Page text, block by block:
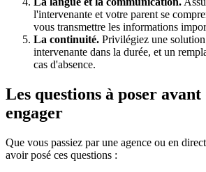
l'intervenante et votre parent se
vous transmettre les informations
La continuité. Privilégiez une
intervenante dans la durée, et un
cas d'absence.
Les questions à poser avant
engager
Que vous passiez par une agence ou en
avoir posé ces questions :